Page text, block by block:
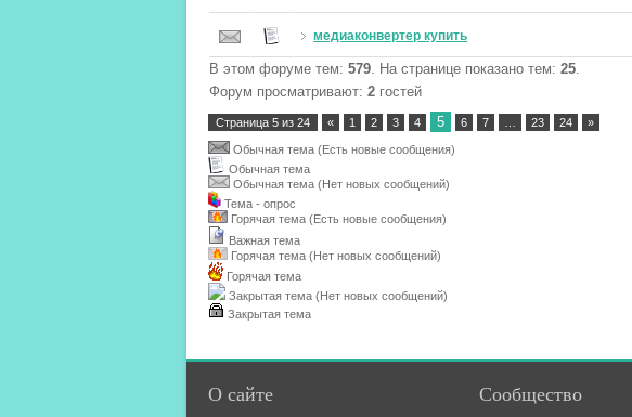
медиаконвертер купить
В этом форуме тем: 579. На странице показано тем: 25.
Форум просматривают: 2 гостей
Страница 5 из 24 « 1 2 3 4 5 6 7 23 24 »
Обычная тема (Есть новые сообщения)
Обычная тема
Обычная тема (Нет новых сообщений)
Тема - опрос
Горячая тема (Есть новые сообщения)
Важная тема
Горячая тема (Нет новых сообщений)
Горячая тема
Закрытая тема (Нет новых сообщений)
Закрытая тема
О сайте Сообщество